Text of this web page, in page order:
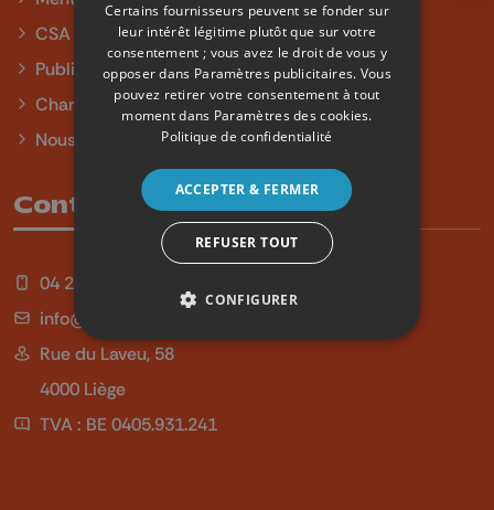
CSA
Publicité
Charte sur l'égalité et la diversité
Nous contacter
Contact
04 254 99 99
info@qu4tre.be
Rue du Laveu, 58
4000 Liège
TVA : BE 0405.931.241
Certains fournisseurs peuvent se fonder sur
leur intérêt légitime plutôt que sur votre
consentement ; vous avez le droit de vous y
opposer dans Paramètres publicitaires. Vous
pouvez retirer votre consentement à tout
moment dans Paramètres des cookies.
Politique de confidentialité
ACCEPTER & FERMER
REFUSER TOUT
CONFIGURER